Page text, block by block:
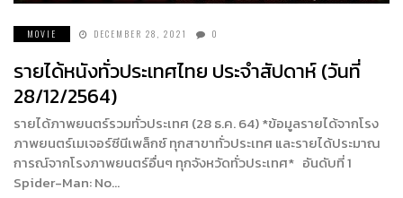
MOVIE DECEMBER 28, 2021 0
รายได้หนังทั่วประเทศไทย ประจำสัปดาห์ (วันที่
28/12/2564)
รายได้ภาพยนตร์รวมทั่วประเทศ (28 ธ.ค. 64) *ข้อมูลรายได้จากโรง
ภาพยนตร์เมเจอร์ซีนีเพล็กซ์ ทุกสาขาทั่วประเทศ และรายได้ประมาณ
การณ์จากโรงภาพยนตร์อื่นๆ ทุกจังหวัดทั่วประเทศ* อันดับที่ 1
Spider-Man: No…